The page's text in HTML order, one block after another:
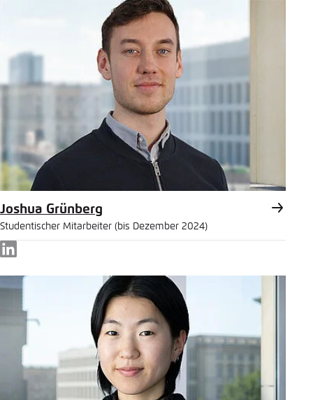
Joshua Grünberg
Studentischer Mitarbeiter (bis Dezember 2024)
LinkedIn